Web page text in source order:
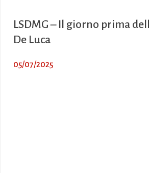
LSDMG – Il giorno prima
De Luca
05/07/2025